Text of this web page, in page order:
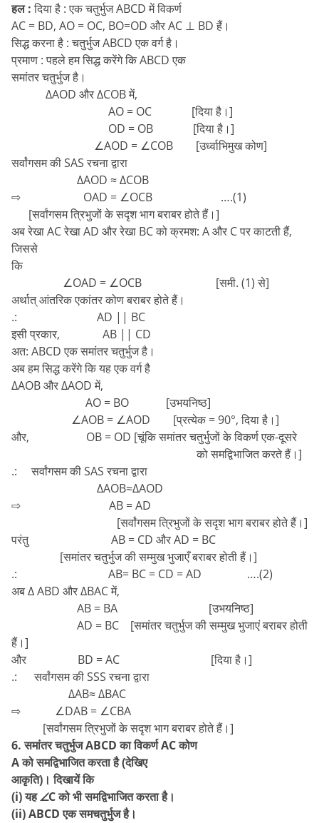
हल :दिया है : एक चतुर्भुज ABCD में विकर्ण
AC = BD, AO = OC, BO=OD और AC ⊥ BD हैं।
सिद्ध करना है : चतुर्भुज ABCD एक वर्ग है।
प्रमाण : पहले हम सिद्ध करेंगे कि ABCD एक
समांतर चतुर्भुज है।
∆AOD और ∆COB में,
AO = OC [दिया है।]
OD = OB [दिया है।]
∠AOD = ∠COB [उर्ध्वाभिमुख कोण]
सर्वांगसम की SAS रचना द्वारा
∆AOD ≈ ∆COB
⇨ OAD = ∠OCB ….(1)
[सर्वांगसम त्रिभुजों के सदृश भाग बराबर होते हैं।]
अब रेखा AC रेखा AD और रेखा BC को क्रमश: A और C पर काटती हैं,
जिससे
कि
∠OAD = ∠OCB [समी. (1) से]
अर्थात् आंतरिक एकांतर कोण बराबर होते हैं।
.: AD || BC
इसी प्रकार, AB || CD
अत: ABCD एक समांतर चतुर्भुज है।
अब हम सिद्ध करेंगे कि यह एक वर्ग है
∆AOB और ∆AOD में,
AO = BO [उभयनिष्ठ]
∠AOB = ∠AOD [प्रत्येक = 90°, दिया है।]
और, OB = OD [चूंकि समांतर चतुर्भुजों के विकर्ण एक-दूसरे
को समद्विभाजित करते हैं।]
.: सर्वांगसम की SAS रचना द्वारा
∆AOB≈∆AOD
⇨ AB = AD
[सर्वांगसम त्रिभुजों के सदृश भाग बराबर होते हैं।]
परंतु AB = CD और AD = BC
[समांतर चतुर्भुज की सम्मुख भुजाएँ बराबर होती हैं।]
.: AB= BC = CD = AD ….(2)
अब ∆ ABD और ∆BAC में,
AB = BA [उभयनिष्ठ]
AD = BC [समांतर चतुर्भुज की सम्मुख भुजाएं बराबर होती
हैं।]
और BD = AC [दिया है।]
.: सर्वांगसम की SSS रचना द्वारा
∆AB≈ ∆BAC
⇨ ∠DAB = ∠CBA
[सर्वांगसम त्रिभुजों के सदृश भाग बराबर होते हैं।]
6. समांतर चतुर्भुज ABCD का विकर्ण AC कोण
A को समद्विभाजित करता है (देखिए
आकृति)। दिखायें कि
(i) यह ∠C को भी समद्विभाजित करता है।
(ii) ABCD एक समचतुर्भुज है।